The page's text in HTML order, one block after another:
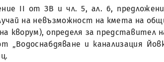
ІІ от ЗВ и чл. 5, ал. 6,
на невъзможност на кмета на
на кворум), определя за
и канализация